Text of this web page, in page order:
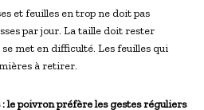
et feuilles en trop ne doit pas
par jour. La taille doit rester
met en difficulté. Les feuilles qui
à retirer.
le poivron préfère les gestes réguliers